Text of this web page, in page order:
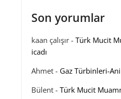
Son yorumlar
kaan çalışır- Türk Mucit
icadı
Ahmet- Gaz Türbinleri-
Bülent- Türk Mucit